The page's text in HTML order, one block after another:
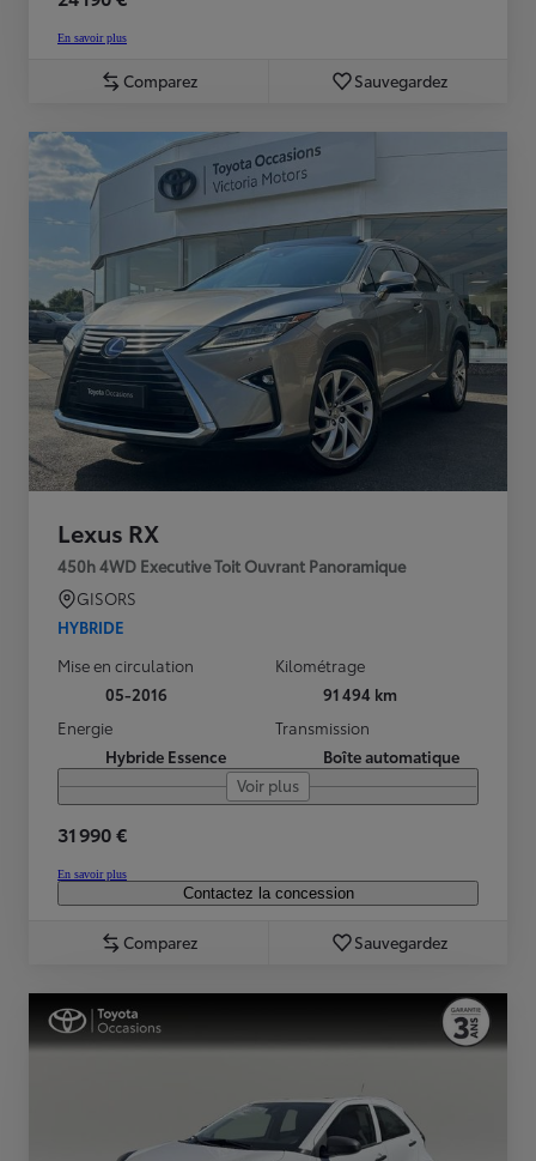
En savoir plus
Comparez Sauvegardez
Lexus RX
450h 4WD Executive Toit Ouvrant Panoramique
GISORS
HYBRIDE
Mise en circulation
05-2016
Kilométrage
91 494 km
Energie
Hybride Essence
Transmission
Boîte automatique
Voir plus
31 990 €
En savoir plus
Contactez la concession
Comparez Sauvegardez